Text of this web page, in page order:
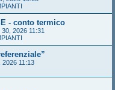
- conto termico
2026 11:31
2026 11:13